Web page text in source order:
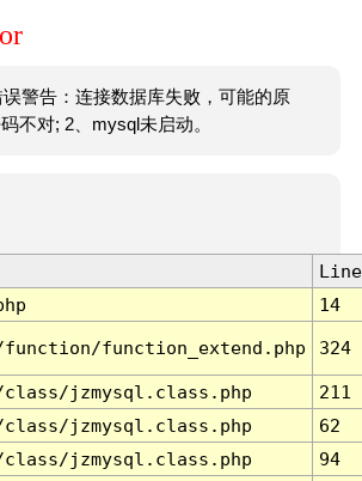
警告：连接数据库失败，可能的原
不对; 2、mysql未启动。
Line
14
function_extend.php 324
class/jzmysql.class.php
211
class/jzmysql.class.php
62
class/jzmysql.class.php
94